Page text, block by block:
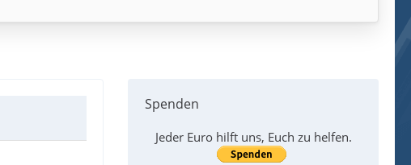
Spenden
Jeder Euro hilft uns, Euch zu helfen.